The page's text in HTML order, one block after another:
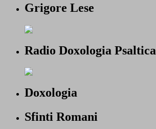
Grigore Lese
Radio Doxologia Psaltica
Doxologia
Sfinti Romani